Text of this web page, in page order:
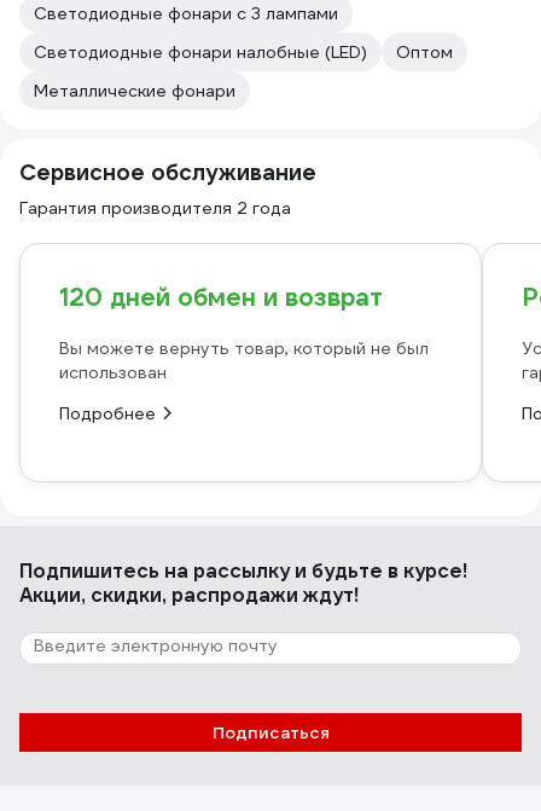
Светодиодные фонари с 3 лампами
Светодиодные фонари налобные (LED)
Оптом
Металлические фонари
Сервисное обслуживание
Гарантия производителя 2 года
120 дней обмен и возврат
Вы можете вернуть товар, который не был
использован
Подробнее
Подпишитесь на рассылкуи будьте в курсе!
Акции, скидки, распродажи ждут!
Подписаться